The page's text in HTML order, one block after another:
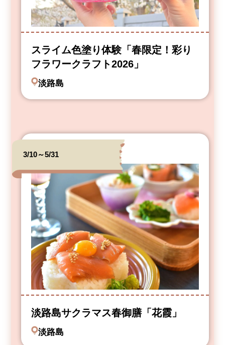
スライム色塗り体験「春限定！彩り
フラワークラフト2026」
淡路島
3/10～5/31
淡路島サクラマス春御膳「花霞」
淡路島